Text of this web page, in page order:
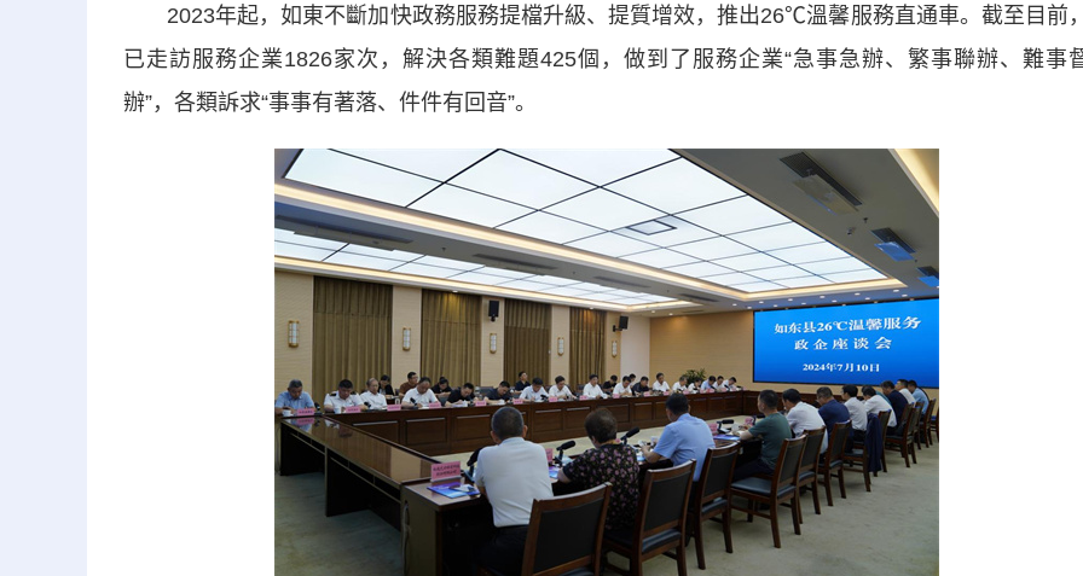
2023年起，如東不斷加快政務服務提檔升級、提質增效，推出26℃溫馨服務直通車。截至目前，
已走訪服務企業1826家次，解決各類難題425個，做到了服務企業“急事急辦、繁事聯辦、難事
辦”，各類訴求“事事有著落、件件有回音”。